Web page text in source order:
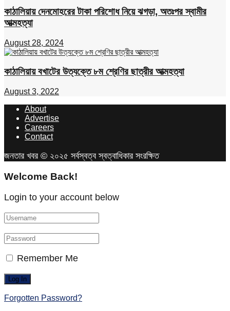
কাঠালিয়ায় দেনমোহরের টাকা পরিশোধ নিয়ে ঝগড়া, অতঃপর স্বামীর
আত্মহত্যা
August 28, 2024
কাঠালিয়ায় বখাটের উত্যক্তে ৮ম শ্রেণির ছাত্রীর আত্মহত্যা
August 3, 2022
About
Advertise
Careers
Contact
জনতার খবর © ২০২৫ সর্বস্বত্ব স্বত্বাধিকার সংরক্ষিত
Welcome Back!
Login to your account below
Remember Me
Forgotten Password?